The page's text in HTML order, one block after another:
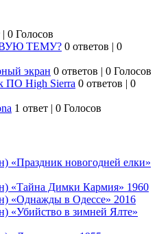
| 0 Голосов
ТЕМУ? 0 ответов | 0
экран 0 ответов | 0 Голосов
ПО High Sierra 0 ответов | 0
1 ответ | 0 Голосов
«Праздник новогодней елки»
«Тайна Димки Кармия» 1960
«Однажды в Одессе» 2016
«Убийство в зимней Ялте»